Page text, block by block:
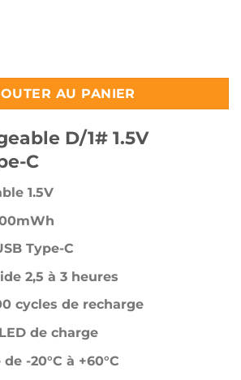
1200 د.ج.
D/1# 1.5V 450mAh Type-C
AU PANIER
D/1# 1.5V
C
1.5V
Type-C
2,5 à 3 heures
cycles de recharge
de charge
-20°C à +60°C